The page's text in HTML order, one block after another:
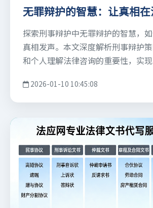
无罪辩护的智慧：让真相
探索刑事辩护中无罪辩护的智慧，
真相发声。本文深度解析刑事辩护
和个人理解法律咨询的重要性，实
2026-01-10 10:45:08